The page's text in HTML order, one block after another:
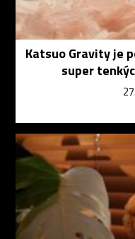
Katsuo Gravity je
super